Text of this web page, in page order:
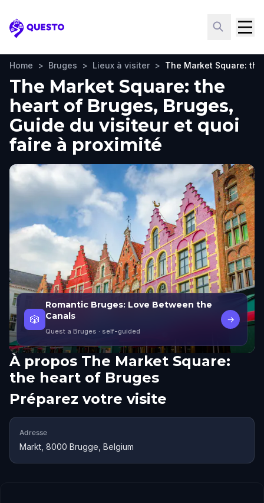
Questo
Home > Bruges > Lieux à visiter > The Market Square:
The Market Square: the
heart of Bruges, Bruges,
Guide du visiteur et quoi
faire à proximité
🎲
Romantic Bruges: Love Between the
Canals
Quest a Bruges · self-guided
→
À propos The Market Square:
the heart of Bruges
Préparez votre visite
Adresse
Markt, 8000 Brugge, Belgium